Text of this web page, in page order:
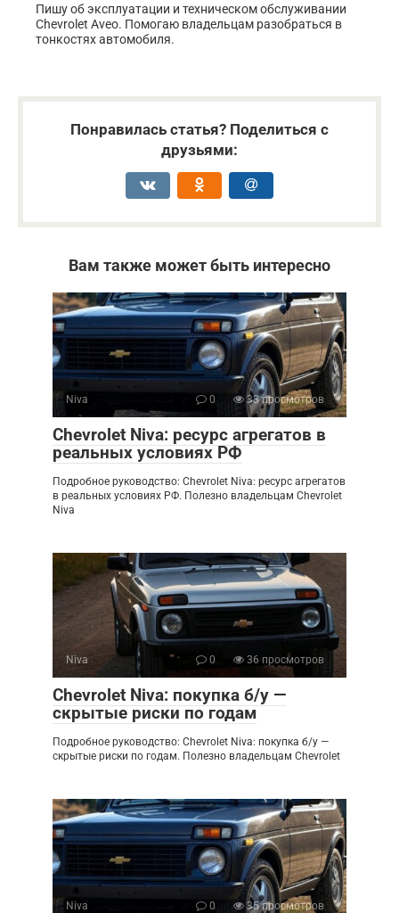
Пишу об эксплуатации и техническом обслуживании
Chevrolet Aveo. Помогаю владельцам разобраться в
тонкостях автомобиля.
Понравилась статья? Поделиться с
друзьями:
Вам также может быть интересно
Niva 0 33 просмотров
Chevrolet Niva: ресурс агрегатов в
реальных условиях РФ
Подробное руководство: Chevrolet Niva: ресурс агрегатов
в реальных условиях РФ. Полезно владельцам Chevrolet
Niva
Niva 0 36 просмотров
Chevrolet Niva: покупка б/у —
скрытые риски по годам
Подробное руководство: Chevrolet Niva: покупка б/у —
скрытые риски по годам. Полезно владельцам Chevrolet
Niva 0 35 просмотров